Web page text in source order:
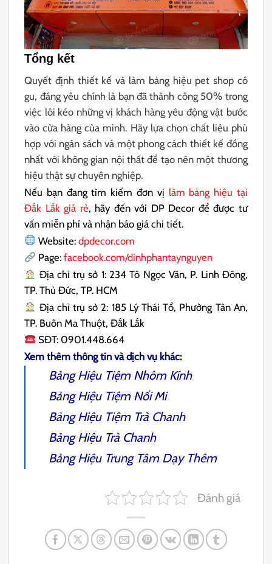
Tổng kết
Quyết định thiết kế và làm bảng hiệu pet shop có
gu, đáng yêu chính là bạn đã thành công 50% trong
việc lôi kéo những vị khách hàng yêu động vật bước
vào cửa hàng của mình. Hãy lựa chọn chất liệu phù
hợp với ngân sách và một phong cách thiết kế đồng
nhất với không gian nội thất để tạo nên một thương
hiệu thật sự chuyên nghiệp.
Nếu bạn đang tìm kiếm đơn vị làm bảng hiệu tại
Đắk Lắk giá rẻ, hãy đến với DP Decor để được tư
vấn miễn phí và nhận báo giá chi tiết.
Website: dpdecor.com
Page: facebook.com/dinhphantaynguyen
Địa chỉ trụ sở 1: 234 Tô Ngọc Vân, P. Linh Đông,
TP. Thủ Đức, TP. HCM
Địa chỉ trụ sở 2: 185 Lý Thái Tổ, Phường Tân An,
TP. Buôn Ma Thuột, Đắk Lắk
SĐT: 0901.448.664
Xem thêm thông tin và dịch vụ khác:
Bảng Hiệu Tiệm Nhôm Kính
Bảng Hiệu Tiệm Nối Mi
Bảng Hiệu Tiệm Trà Chanh
Bảng Hiệu Trà Chanh
Bảng Hiệu Trung Tâm Dạy Thêm
Đánh giá